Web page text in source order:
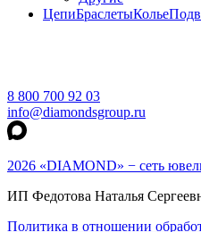
ЦепиБраслетыКолье
8 800 700 92 03
info@diamondsgroup.ru
2026 «DIAMOND» − сеть
ИП Федотова Наталья
Политика в отношении